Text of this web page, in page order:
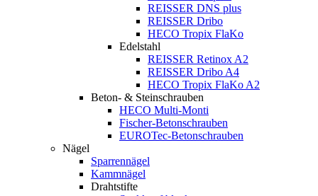
REISSER DNS plus
REISSER Dribo
HECO Tropix FlaKo
Edelstahl
REISSER Retinox A2
REISSER Dribo A4
HECO Tropix FlaKo A2
Beton- & Steinschrauben
HECO Multi-Monti
Fischer-Betonschrauben
EUROTec-Betonschrauben
Nägel
Sparrennägel
Kammnägel
Drahtstifte